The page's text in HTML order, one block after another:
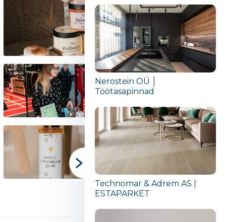
Nerostein OÜ │
Töötasapinnad
Technomar & Adrem AS |
ESTAPARKET